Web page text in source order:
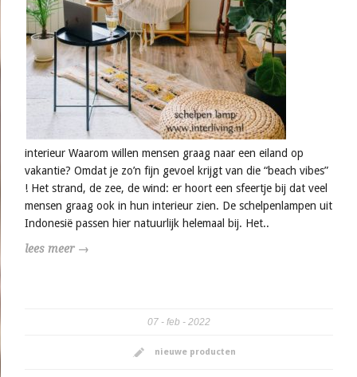
interieur Waarom willen mensen graag naar een eiland op
vakantie? Omdat je zo’n fijn gevoel krijgt van die “beach vibes”
! Het strand, de zee, de wind: er hoort een sfeertje bij dat veel
mensen graag ook in hun interieur zien. De schelpenlampen uit
Indonesië passen hier natuurlijk helemaal bij. Het..
lees meer →
07 feb 2022
nieuwe producten